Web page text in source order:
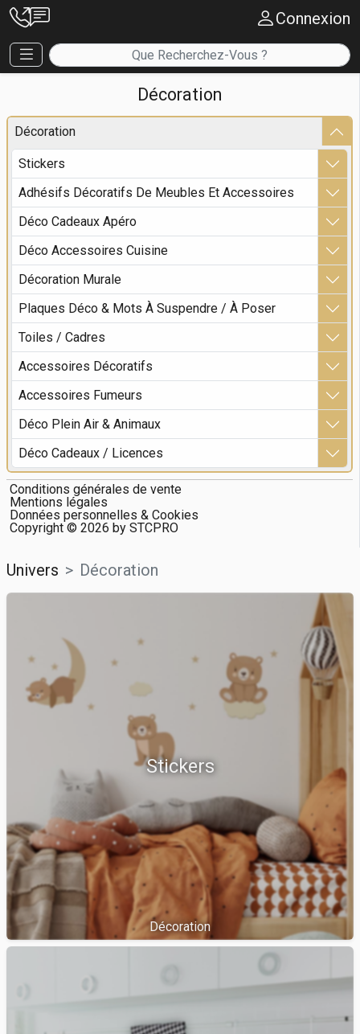
Connexion
Décoration
Décoration
Stickers
Adhésifs Décoratifs De Meubles Et Accessoires
Déco Cadeaux Apéro
Déco Accessoires Cuisine
Décoration Murale
Plaques Déco & Mots À Suspendre / À Poser
Toiles / Cadres
Accessoires Décoratifs
Accessoires Fumeurs
Déco Plein Air & Animaux
Déco Cadeaux / Licences
Conditions générales de vente
Mentions légales
Données personnelles & Cookies
Copyright © 2026 by STCPRO
Univers Décoration
Stickers
Décoration